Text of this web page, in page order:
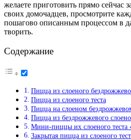
желаете приготовить прямо сейчас
своих домочадцев, просмотрите
пошагово описанным процессом в
творить.
Содержание
Пицца из слоеного
Пицца из слоеного теста
Пицца на слоеном
Пицца из бездрожжевого
Мини-пиццы их слоеного теста
Закрытая пицца из слоеного